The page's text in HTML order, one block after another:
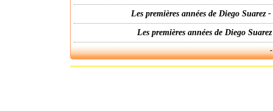
Les premières années de Diego
Les premières années de Diego